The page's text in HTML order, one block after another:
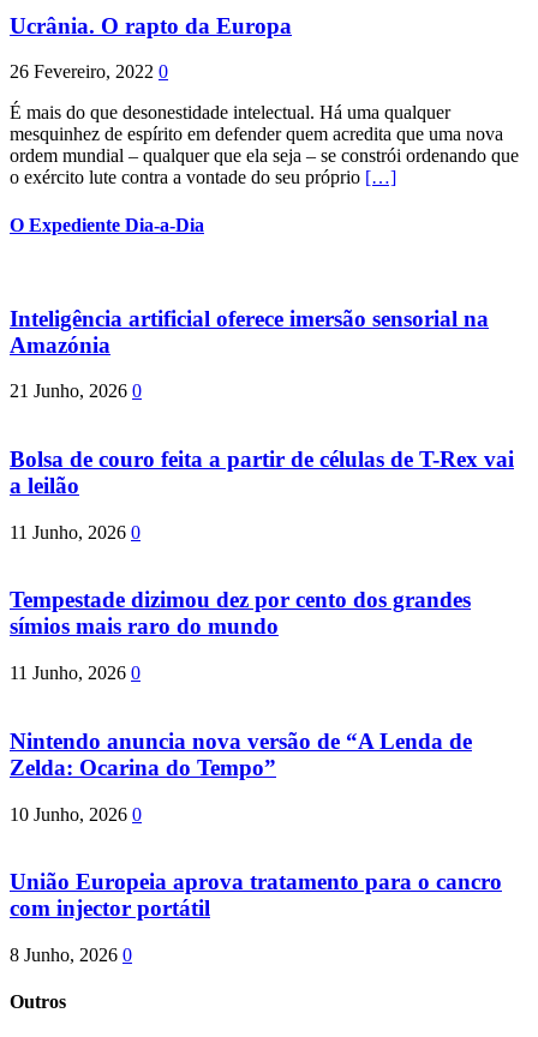
Ucrânia. O rapto da Europa
26 Fevereiro, 2022 0
É mais do que desonestidade intelectual. Há uma qualquer
mesquinhez de espírito em defender quem acredita que uma nova
ordem mundial – qualquer que ela seja – se constrói ordenando que
o exército lute contra a vontade do seu próprio […]
O Expediente Dia-a-Dia
Inteligência artificial oferece imersão sensorial na
Amazónia
21 Junho, 2026 0
Bolsa de couro feita a partir de células de T-Rex vai
a leilão
11 Junho, 2026 0
Tempestade dizimou dez por cento dos grandes
símios mais raro do mundo
11 Junho, 2026 0
Nintendo anuncia nova versão de “A Lenda de
Zelda: Ocarina do Tempo”
10 Junho, 2026 0
União Europeia aprova tratamento para o cancro
com injector portátil
8 Junho, 2026 0
Outros